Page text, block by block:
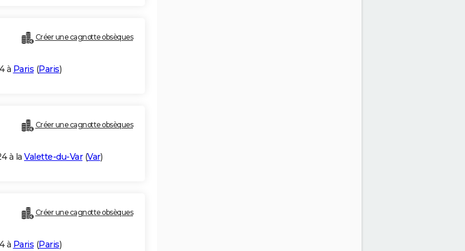
Créer une cagnotte obsèques
à Paris (Paris)
Créer une cagnotte obsèques
à la Valette-du-Var(Var)
Créer une cagnotte obsèques
à Paris (Paris)